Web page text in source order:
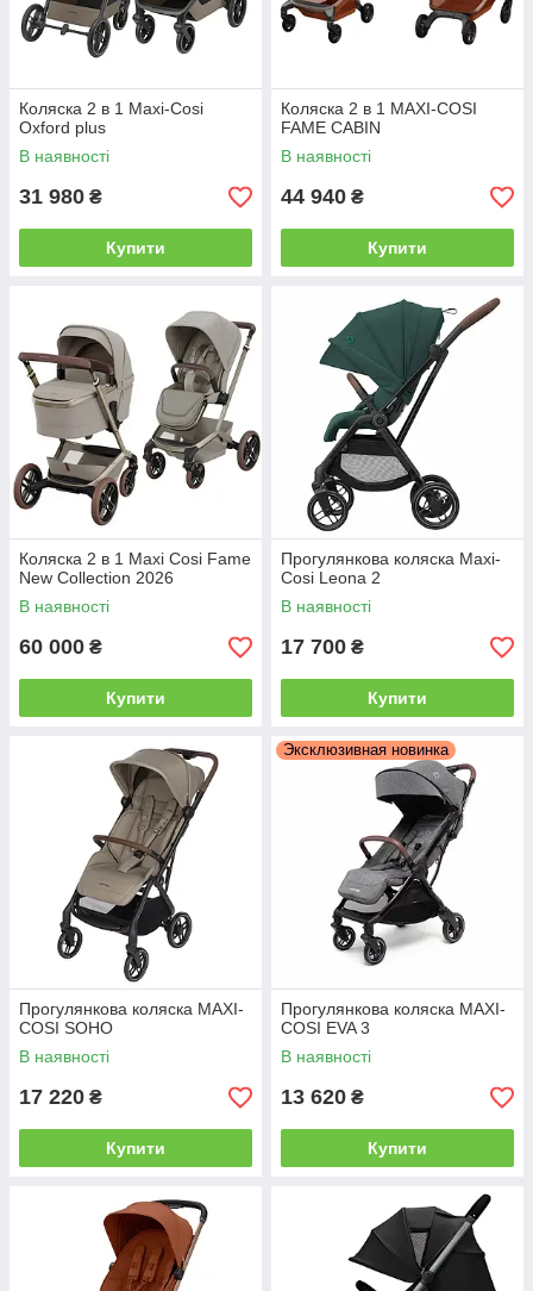
Коляска 2 в 1 Maxi-Cosi
Oxford plus
В наявності
31 980 ₴
Купити
Коляска 2 в 1 MAXI-COSI
FAME CABIN
В наявності
44 940 ₴
Купити
Коляска 2 в 1 Maxi Cosi Fame
New Collection 2026
В наявності
60 000 ₴
Купити
Прогулянкова коляска Maxi-
Cosi Leona 2
В наявності
17 700 ₴
Купити
Прогулянкова коляска MAXI-
COSI SOHO
В наявності
17 220 ₴
Купити
Эксклюзивная новинка
Прогулянкова коляска MAXI-
COSI EVA 3
В наявності
13 620 ₴
Купити